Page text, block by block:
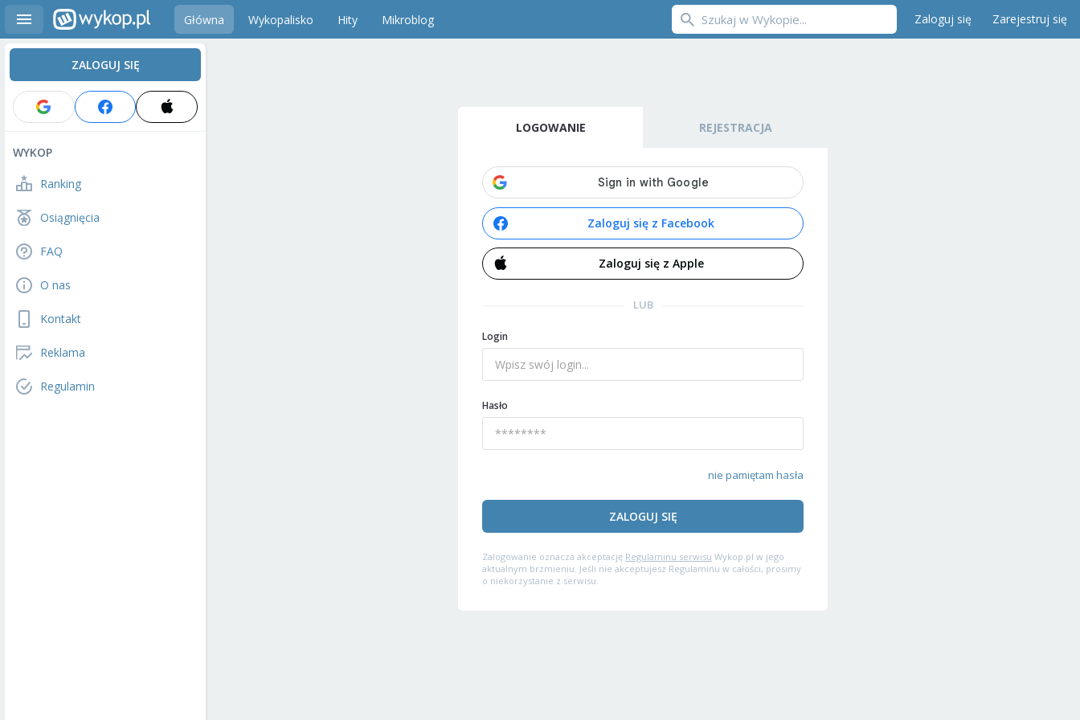
Główna Wykopalisko Hity Mikroblog Zaloguj się Zarejestruj się
ZALOGUJ SIĘ
WYKOP
Ranking
Osiągnięcia
FAQ
O nas
Kontakt
Reklama
Regulamin
LOGOWANIE REJESTRACJA
Zaloguj się z Facebook
Zaloguj się z Apple
LUB
Login
Hasło
nie pamiętam hasła
ZALOGUJ SIĘ
Zalogowanie oznacza akceptację Regulaminu serwisu Wykop.pl w jego
aktualnym brzmieniu. Jeśli nie akceptujesz Regulaminu w całości, prosimy
o niekorzystanie z serwisu.